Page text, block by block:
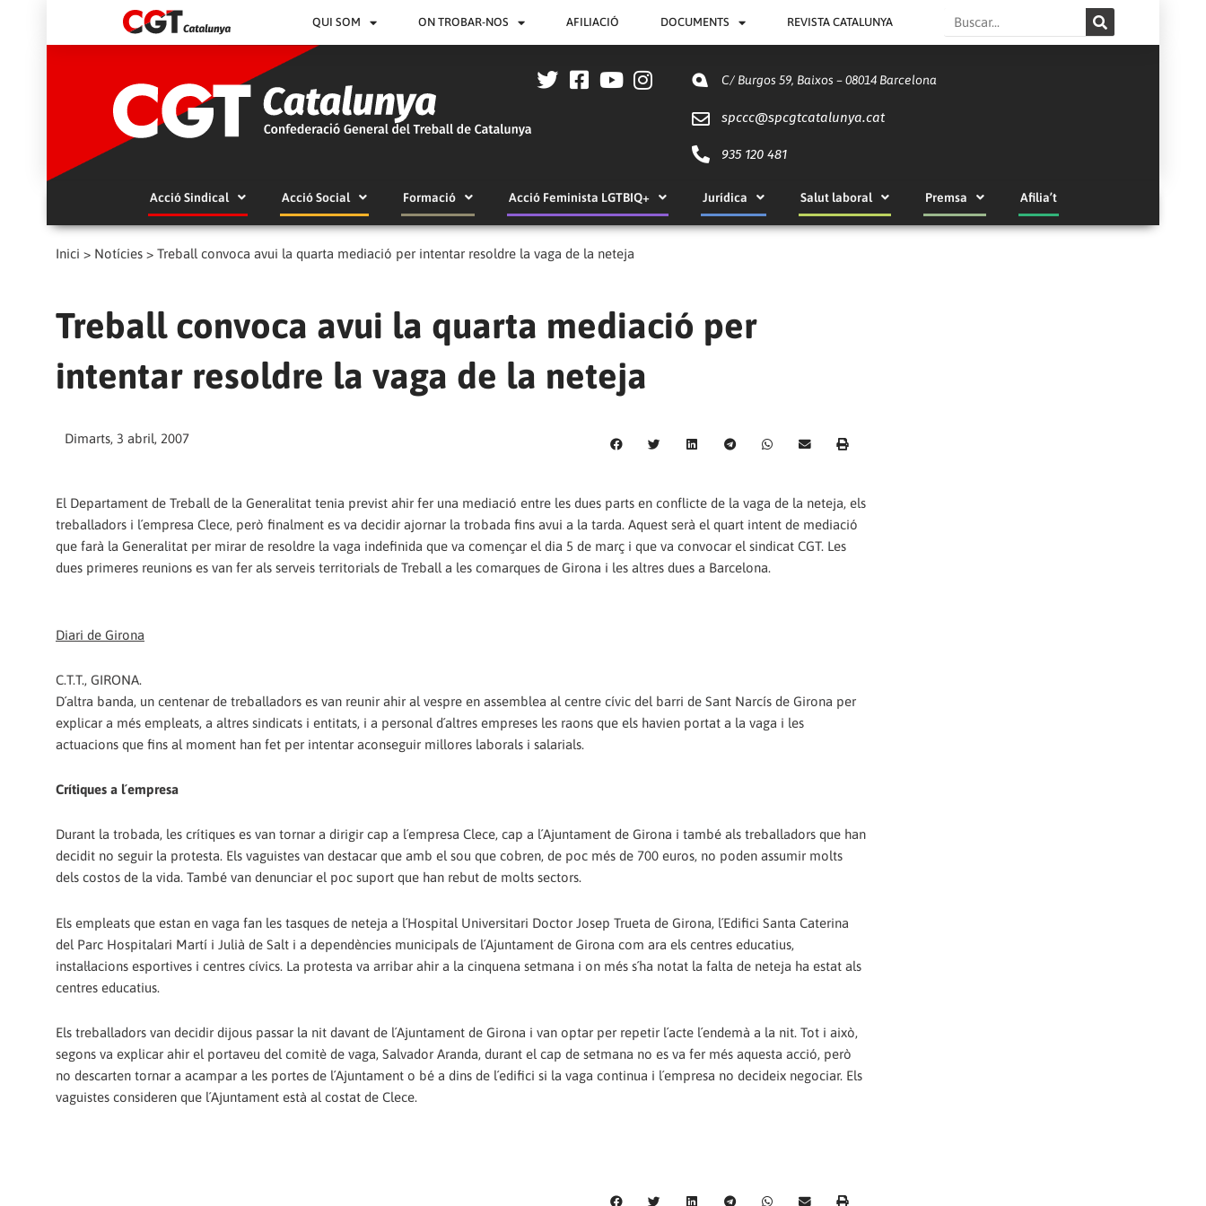
QUI SOM ON TROBAR-NOS AFILIACIÓ DOCUMENTS REVISTA CATALUNYA Search
C/ Burgos 59, Baixos – 08014 Barcelona
spccc@spcgtcatalunya.cat
935 120 481
Acció Sindical Acció Social Formació Acció Feminista LGTBIQ+ Jurídica Salut laboral Premsa Afilia’t
Inici > Notícies > Treball convoca avui la quarta mediació per intentar resoldre la vaga de la neteja
Treball convoca avui la quarta mediació per
intentar resoldre la vaga de la neteja
Dimarts, 3 abril, 2007
El Departament de Treball de la Generalitat tenia previst ahir fer una mediació entre les dues parts en conflicte de la vaga de la neteja, els
treballadors i l´empresa Clece, però finalment es va decidir ajornar la trobada fins avui a la tarda. Aquest serà el quart intent de mediació
que farà la Generalitat per mirar de resoldre la vaga indefinida que va començar el dia 5 de març i que va convocar el sindicat CGT. Les
dues primeres reunions es van fer als serveis territorials de Treball a les comarques de Girona i les altres dues a Barcelona.
Diari de Girona
C.T.T., GIRONA.
D´altra banda, un centenar de treballadors es van reunir ahir al vespre en assemblea al centre cívic del barri de Sant Narcís de Girona per
explicar a més empleats, a altres sindicats i entitats, i a personal d´altres empreses les raons que els havien portat a la vaga i les
actuacions que fins al moment han fet per intentar aconseguir millores laborals i salarials.
Crítiques a l´empresa
Durant la trobada, les crítiques es van tornar a dirigir cap a l´empresa Clece, cap a l´Ajuntament de Girona i també als treballadors que han
decidit no seguir la protesta. Els vaguistes van destacar que amb el sou que cobren, de poc més de 700 euros, no poden assumir molts
dels costos de la vida. També van denunciar el poc suport que han rebut de molts sectors.
Els empleats que estan en vaga fan les tasques de neteja a l´Hospital Universitari Doctor Josep Trueta de Girona, l´Edifici Santa Caterina
del Parc Hospitalari Martí i Julià de Salt i a dependències municipals de l´Ajuntament de Girona com ara els centres educatius,
instal·lacions esportives i centres cívics. La protesta va arribar ahir a la cinquena setmana i on més s´ha notat la falta de neteja ha estat als
centres educatius.
Els treballadors van decidir dijous passar la nit davant de l´Ajuntament de Girona i van optar per repetir l´acte l´endemà a la nit. Tot i això,
segons va explicar ahir el portaveu del comitè de vaga, Salvador Aranda, durant el cap de setmana no es va fer més aquesta acció, però
no descarten tornar a acampar a les portes de l´Ajuntament o bé a dins de l´edifici si la vaga continua i l´empresa no decideix negociar. Els
vaguistes consideren que l´Ajuntament està al costat de Clece.